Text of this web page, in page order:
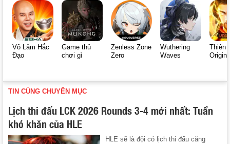
Võ Lâm Hắc
Đạo
Game thủ
chơi gì
Zenless Zone
Zero
Wuthering
Waves
Thiên
Origin
TIN CÙNG CHUYÊN MỤC
Lịch thi đấu LCK 2026 Rounds 3-4 mới nhất: Tuần
khó khăn của HLE
HLE sẽ là đội có lịch thi đấu căng